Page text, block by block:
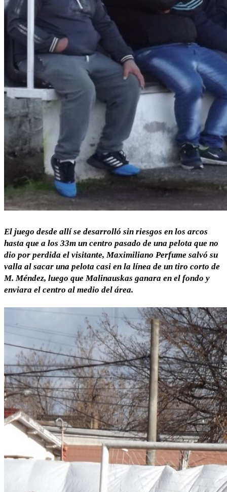
El juego desde allí se desarrolló sin riesgos en los arcos
hasta que a los 33m un centro pasado de una pelota que no
dio por perdida el visitante, Maximiliano Perfume salvó su
valla al sacar una pelota casi en la línea de un tiro corto de
M. Méndez, luego que Malinauskas ganara en el fondo y
enviara el centro al medio del área.